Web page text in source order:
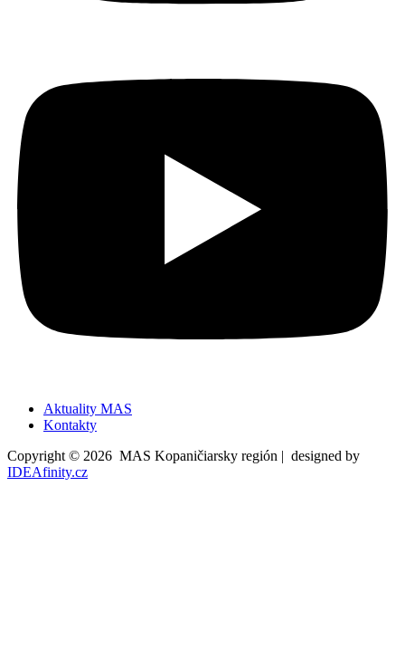
Aktuality MAS
Kontakty
Copyright © 2026 MAS Kopaničiarsky región | designed by
IDEAfinity.cz